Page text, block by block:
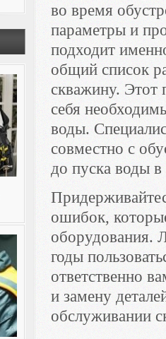
во время
параметры и
подходит
общий список
скважину. Этот
себя
воды.
совместно с
до пуска воды в
ошибок,
оборудования.
годы
ответственно
и замену
обслуживании